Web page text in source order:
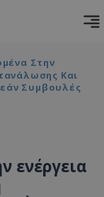
Στην
Και
Συμβουλές
ενέργεια